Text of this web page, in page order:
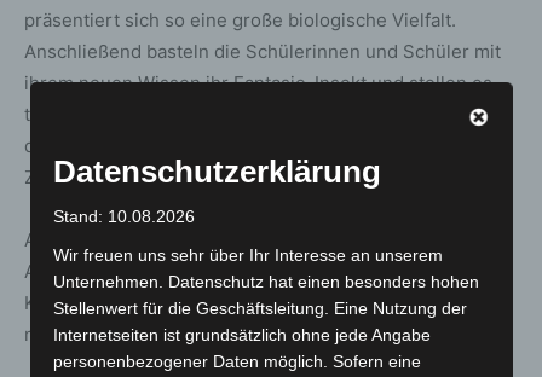
präsentiert sich so eine große biologische Vielfalt.
Anschließend basteln die Schülerinnen und Schüler mit
ihrem neuen Wissen ihr Fantasie-Insekt und stellen es
typisierend vor. Die meist farbenfrohen Modelle können
dann als Mobile eine kleine Klassen-Erinnerung an den
Zoobesuch sein.
Am Ende des Workshops dienen die Insekten als Vorbild:
Anhand von Blattschneiderameisen untersucht die
Klasse die Kreislaufwirtschaft und vergleicht sie mit den
menschlichen Handlungen.
Datenschutzerklärung
Stand: 10.08.2026
Wir freuen uns sehr über Ihr Interesse an unserem
Unternehmen. Datenschutz hat einen besonders hohen
Stellenwert für die Geschäftsleitung. Eine Nutzung der
Internetseiten ist grundsätzlich ohne jede Angabe
personenbezogener Daten möglich. Sofern eine